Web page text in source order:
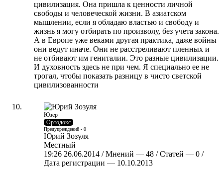
цивилизация. Она пришла к ценности личной
свободы и человеческой жизни. В азиатском
мышлении, если я обладаю властью и свободу и
жизнь я могу отбирать по произволу, без учета закона.
А в Европе уже веками другая практика, даже войны
они ведут иначе. Они не расстреливают пленных и
не отбивают им гениталии. Это разные цивилизации.
И духовность здесь не при чем. Я специально ее не
трогал, чтобы показать разницу в чисто светской
цивилизованности
Юзер
Ортодокс
Предупреждений - 0
Юрий Зозуля
Местный
19:26 26.06.2014 / Мнений — 48 / Статей — 0 /
Дата регистрации — 10.10.2013